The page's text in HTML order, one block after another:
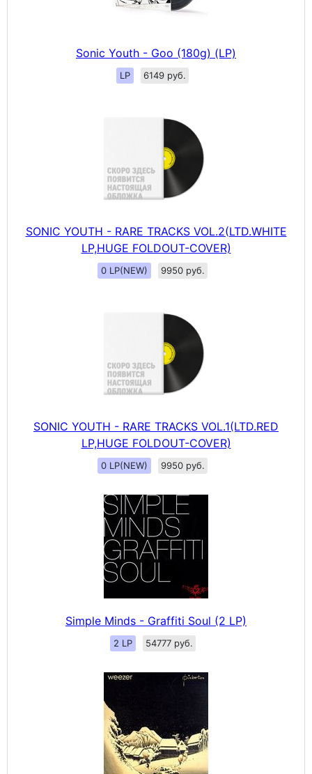
Sonic Youth - Goo (180g) (LP)
LP 6149 руб.
SONIC YOUTH - RARE TRACKS VOL.2(LTD.WHITE
LP,HUGE FOLDOUT-COVER)
0 LP(NEW) 9950 руб.
SONIC YOUTH - RARE TRACKS VOL.1(LTD.RED
LP,HUGE FOLDOUT-COVER)
0 LP(NEW) 9950 руб.
Simple Minds - Graffiti Soul (2 LP)
2 LP 54777 руб.